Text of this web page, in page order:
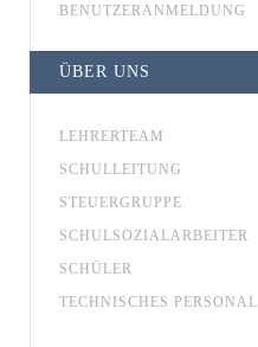
BENUTZERANMELDUNG
ÜBER UNS
LEHRERTEAM
SCHULLEITUNG
STEUERGRUPPE
SCHULSOZIALARBEITER
SCHÜLER
TECHNISCHES PERSONAL